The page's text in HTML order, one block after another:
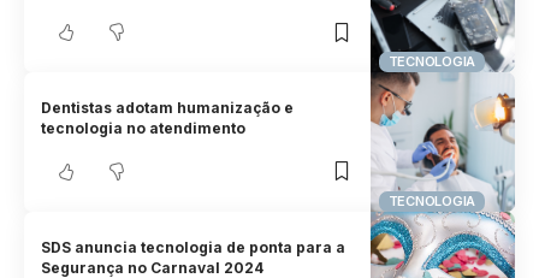
TECNOLOGIA
TECNOLOGIA
Dentistas adotam humanização e
tecnologia no atendimento
SDS anuncia tecnologia de ponta para a
Segurança no Carnaval 2024